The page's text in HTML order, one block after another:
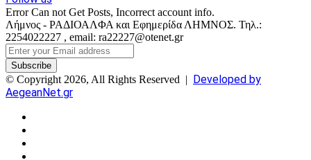
Error Can not Get Posts, Incorrect account info.
Λήμνος - ΡΑΔΙΟΑΛΦΑ και Εφημερίδα ΛΗΜΝΟΣ. Τηλ.:
2254022227 , email: ra22227@otenet.gr
Enter
your
Email
address
© Copyright 2026, All Rights Reserved | Developed by
AegeanNet.gr